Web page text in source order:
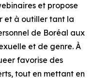
et propose
et à outiller tant la
de Boréal aux
et de genre. À
favorise des
tout en mettant en